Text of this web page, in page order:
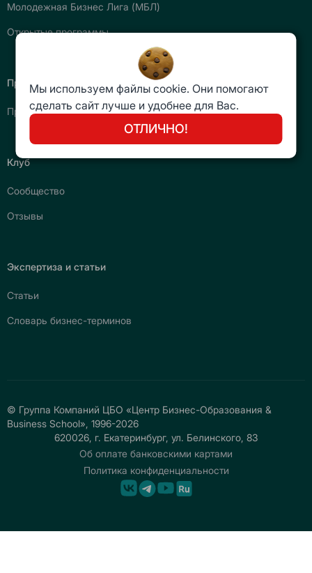
Молодежная Бизнес Лига (МБЛ)
Открытые программы
Преподаватели
Преподаватели-практики
Клуб
Сообщество
Отзывы
Экспертиза и статьи
Статьи
Словарь бизнес-терминов
© Группа Компаний ЦБО «Центр Бизнес-Образования &
Business School», 1996-2026
620026, г. Екатеринбург, ул. Белинского, 83
Об оплате банковскими картами
Политика конфиденциальности
Мы используем файлы cookie. Они помогают
сделать сайт лучше и удобнее для Вас.
ОТЛИЧНО!